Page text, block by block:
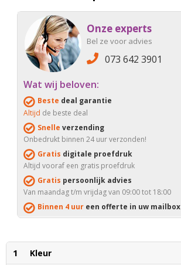
Onze experts
Bel ze voor advies
073 642 3901
Wat wij beloven:
Beste deal garantie
Altijd de beste deal
Snelle verzending
Onbedrukt binnen 24 uur verzonden!
Gratis digitale proefdruk
Altijd vooraf een gratis proefdruk
Gratis persoonlijk advies
Van maandag t/m vrijdag van 09:00 tot 18:00
Binnen 4 uur een offerte in uw mailbox
1 Kleur